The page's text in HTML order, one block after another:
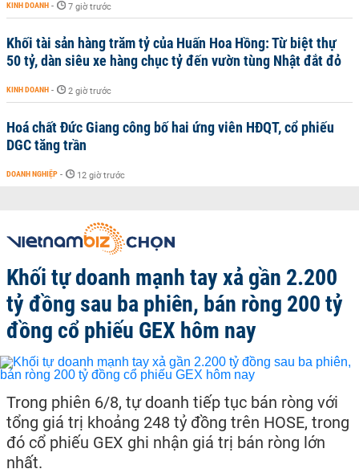
KINH DOANH - 7 giờ trước
Khối tài sản hàng trăm tỷ của Huấn Hoa Hồng: Từ biệt thự
50 tỷ, dàn siêu xe hàng chục tỷ đến vườn tùng Nhật đắt đỏ
KINH DOANH - 2 giờ trước
Hoá chất Đức Giang công bố hai ứng viên HĐQT, cổ phiếu
DGC tăng trần
DOANH NGHIỆP - 12 giờ trước
Khối tự doanh mạnh tay xả gần 2.200
tỷ đồng sau ba phiên, bán ròng 200 tỷ
đồng cổ phiếu GEX hôm nay
Trong phiên 6/8, tự doanh tiếp tục bán ròng với
tổng giá trị khoảng 248 tỷ đồng trên HOSE, trong
đó cổ phiếu GEX ghi nhận giá trị bán ròng lớn
nhất.